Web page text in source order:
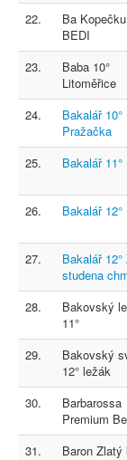
22.
Ba
BEDI
23.
Baba 10°
Litoměřice
24.
Bakalář 10°
Pražačka
25.
Bakalář 11°
26.
Bakalář 12°
27.
Bakalář 12°
studena
28.
Bakovský
11°
29.
Bakovský
12° ležák
30.
Barbarossa
Premium
31.
Baron Zlatý